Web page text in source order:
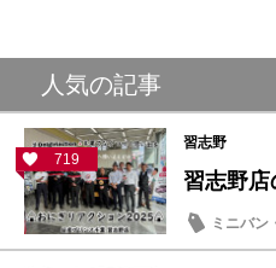
人気の記事
719
習志野
習志野店
ミニバン